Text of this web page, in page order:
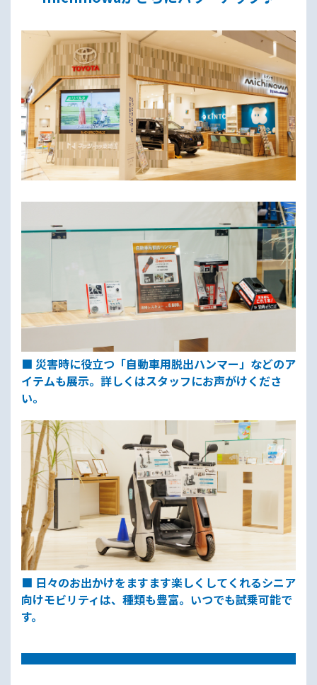
■ 災害時に役立つ「自動車用脱出ハンマー」などのア
イテムも展示。詳しくはスタッフにお声がけくださ
い。
■ 日々のお出かけをますます楽しくしてくれるシニア
向けモビリティは、種類も豊富。いつでも試乗可能で
す。